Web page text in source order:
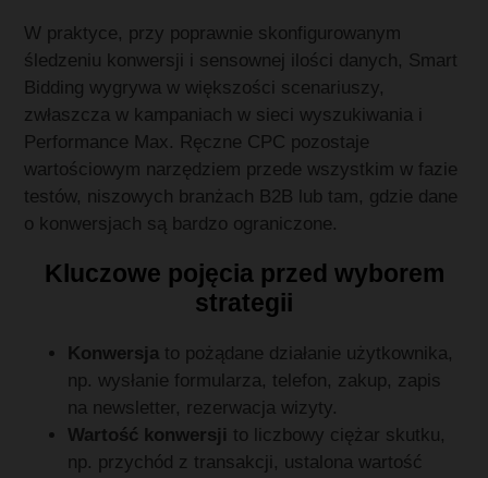
W praktyce, przy poprawnie skonfigurowanym
śledzeniu konwersji i sensownej ilości danych, Smart
Bidding wygrywa w większości scenariuszy,
zwłaszcza w kampaniach w sieci wyszukiwania i
Performance Max. Ręczne CPC pozostaje
wartościowym narzędziem przede wszystkim w fazie
testów, niszowych branżach B2B lub tam, gdzie dane
o konwersjach są bardzo ograniczone.
Kluczowe pojęcia przed wyborem
strategii
Konwersja to pożądane działanie użytkownika,
np. wysłanie formularza, telefon, zakup, zapis
na newsletter, rezerwacja wizyty.
Wartość konwersji to liczbowy ciężar skutku,
np. przychód z transakcji, ustalona wartość